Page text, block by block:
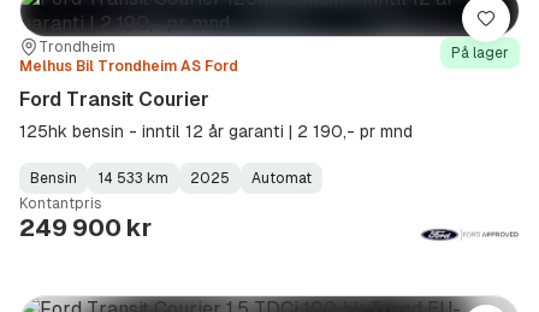
Sted:Trondheim
Forhandler:
Melhus Bil Trondheim AS Ford
På lager
Ford Transit Courier
125hk bensin - inntil 12 år garanti | 2 190,- pr mnd
Fuel
Type:
Bensin
Kilometerstand:
14 533 km
Model
Year:
2025
Gearbox
Type:
Automat
Kontantpris
249 900 kr
Lagre